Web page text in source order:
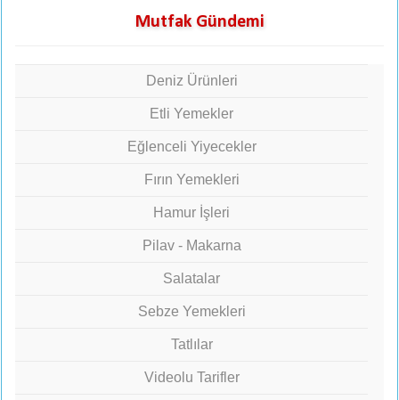
Mutfak Gündemi
Deniz Ürünleri
Etli Yemekler
Eğlenceli Yiyecekler
Fırın Yemekleri
Hamur İşleri
Pilav - Makarna
Salatalar
Sebze Yemekleri
Tatlılar
Videolu Tarifler